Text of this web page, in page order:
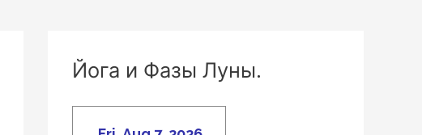
Йога и Фазы Луны.